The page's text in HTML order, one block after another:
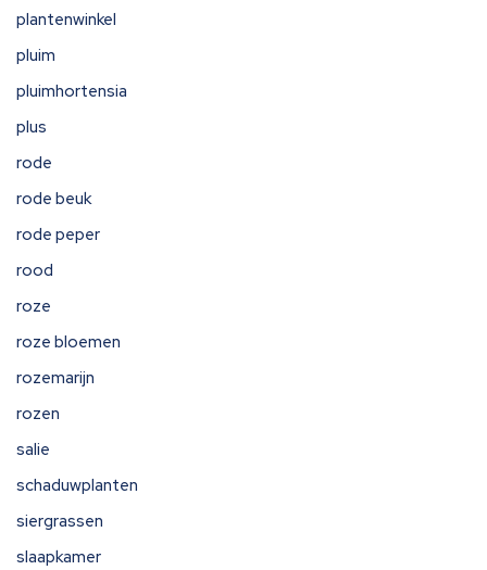
plantenwinkel
pluim
pluimhortensia
plus
rode
rode beuk
rode peper
rood
roze
roze bloemen
rozemarijn
rozen
salie
schaduwplanten
siergrassen
slaapkamer